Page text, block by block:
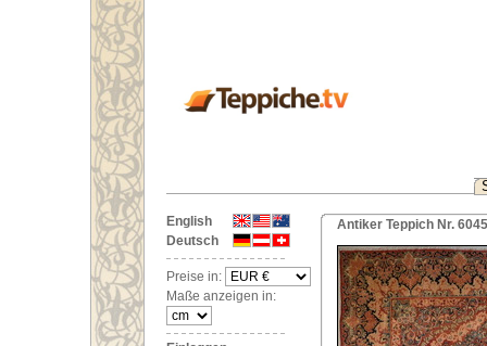
English
Deutsch
Preise in:
Maße anzeigen in:
Antiker Teppich Nr.